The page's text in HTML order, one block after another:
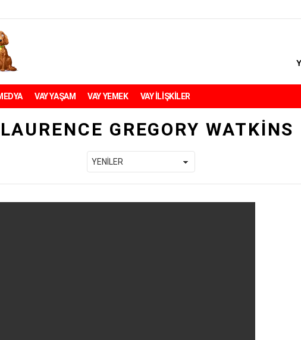
VAY YAŞAM VAY YEMEK VAY İLİŞKİLER
LAURENCE GREGORY WATKINS